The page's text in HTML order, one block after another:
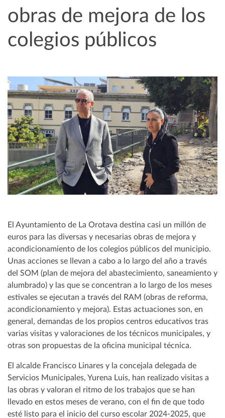
obras de mejora de los
colegios públicos
El Ayuntamiento de La Orotava destina casi un millón de
euros para las diversas y necesarias obras de mejora y
acondicionamiento de los colegios públicos del municipio.
Unas acciones se llevan a cabo a lo largo del año a través
del SOM (plan de mejora del abastecimiento, saneamiento y
alumbrado) y las que se concentran a lo largo de los meses
estivales se ejecutan a través del RAM (obras de reforma,
acondicionamiento y mejora). Estas actuaciones son, en
general, demandas de los propios centros educativos tras
varias visitas y valoraciones de los técnicos municipales, y
otras son propuestas de la oficina municipal técnica.
El alcalde Francisco Linares y la concejala delegada de
Servicios Municipales, Yurena Luis, han realizado visitas a
las obras y valoran el ritmo de los trabajos que se han
llevado en estos meses de verano, con el fin de que todo
esté listo para el inicio del curso escolar 2024-2025, que